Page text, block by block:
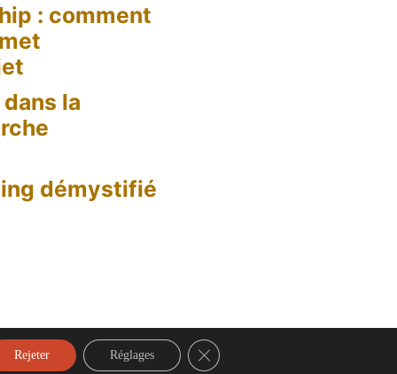
: comment
la
démystifié
Rejeter Réglages Fermer la bannière des cookies